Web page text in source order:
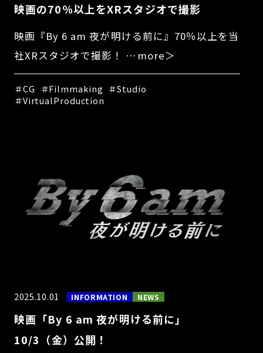
映画の70％以上をXRスタジオで撮影
映画『By 6 am 夜が明ける前に』70％以上を当
社XRスタジオで撮影！ …more＞
＃CG ＃Filmmaking ＃Studio
＃VirtualProduction
2025.10.01 INFORMATION NEWS
映画「By 6 am 夜が明ける前に」
10/3（金）公開！